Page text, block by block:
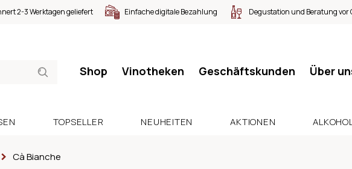
2-3 Werktagen geliefert Einfache digitale Bezahlung Degustation und Beratung vor
Shop Vinotheken Geschäftskunden Über
TOPSELLER NEUHEITEN AKTIONEN
Cà Bianche